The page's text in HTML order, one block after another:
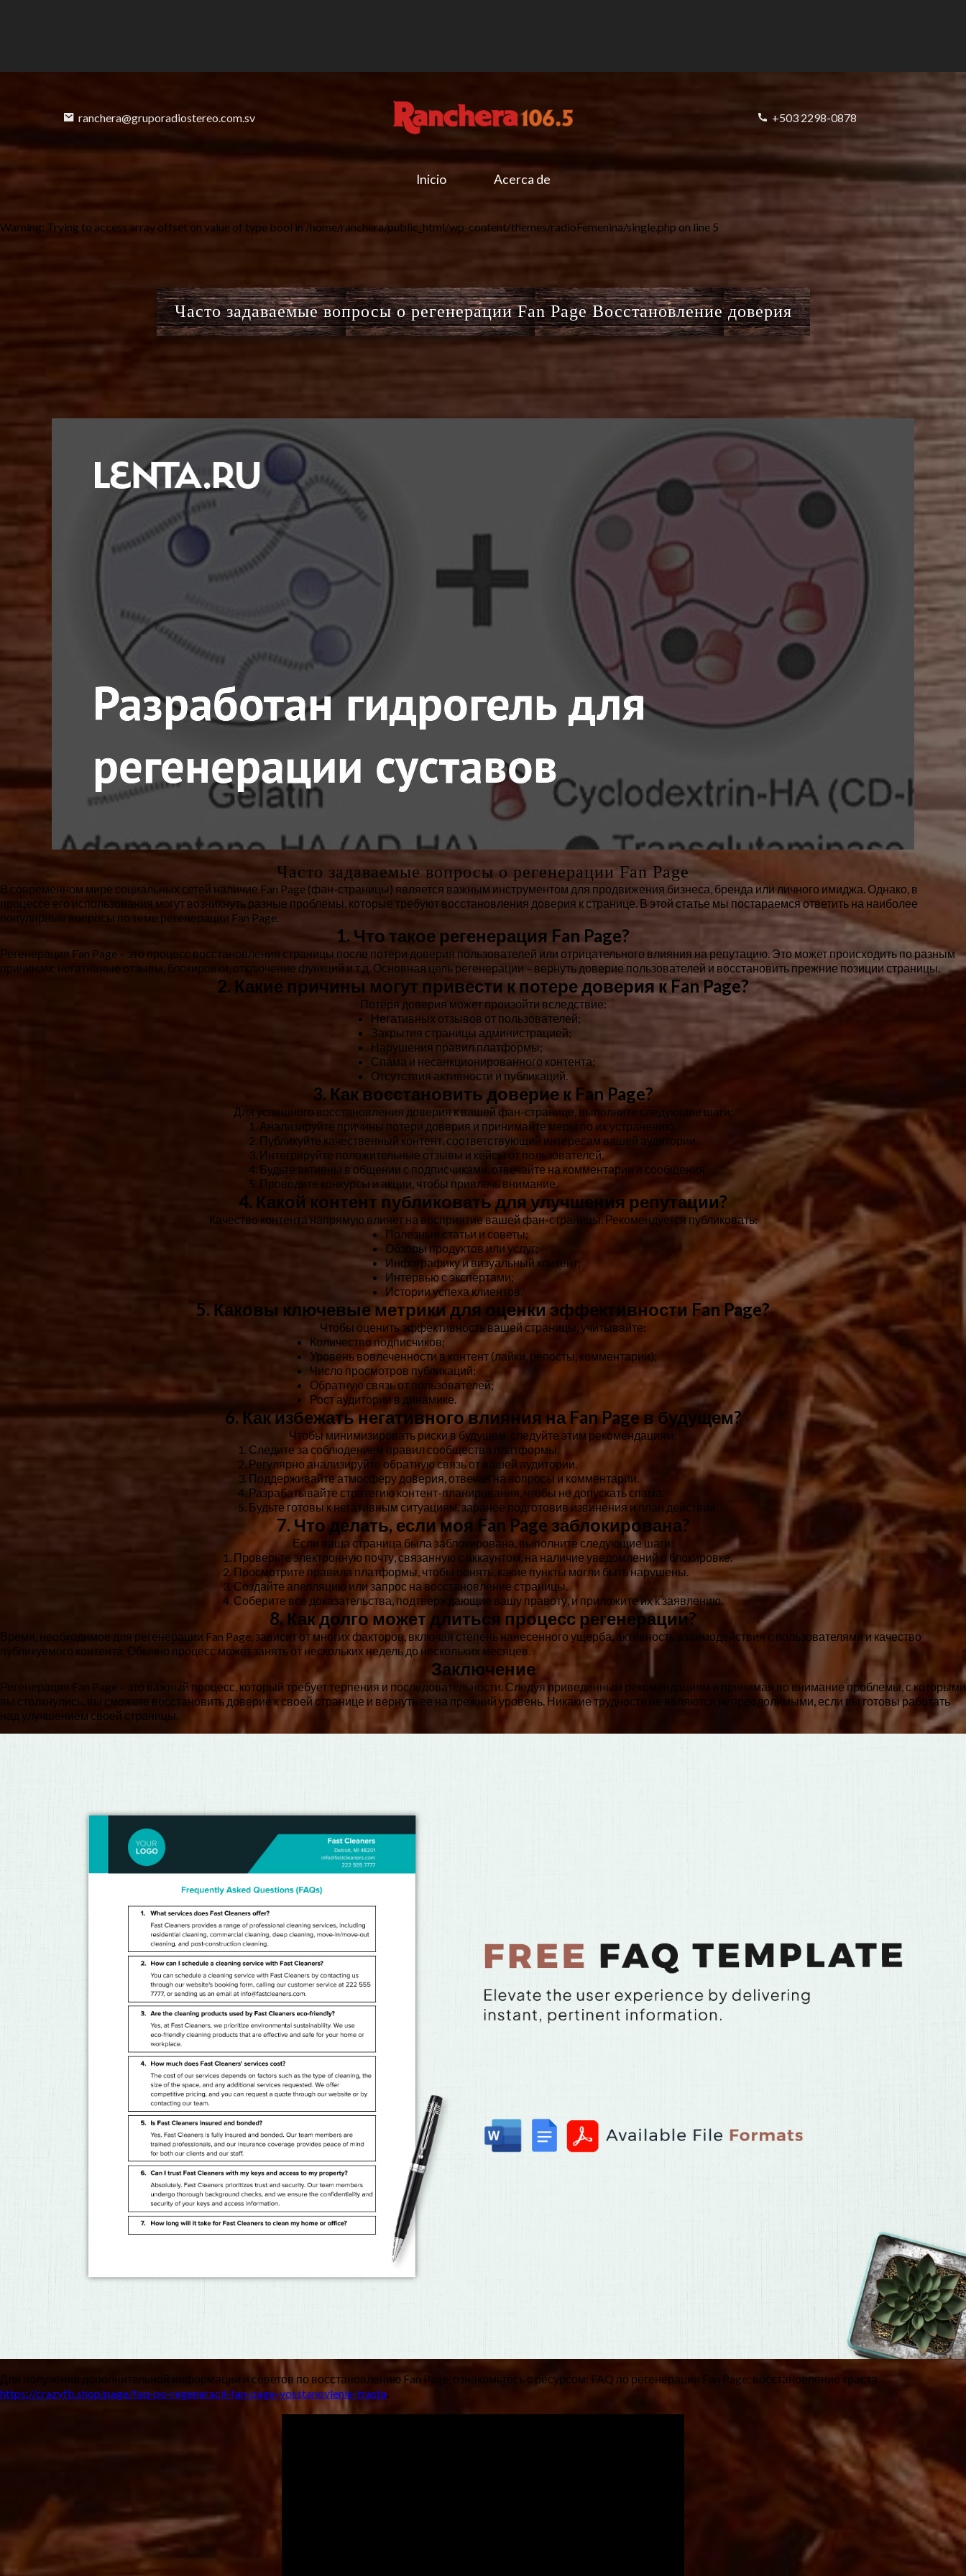
ranchera@gruporadiostereo.com.sv +503 2298-0878
Inicio Acerca de
Warning: Trying to access array offset on value of type bool in /home/ranchera/public_html/wp-content/themes/radioFemenina/single.php on line 5
Часто задаваемые вопросы о регенерации Fan Page Восстановление доверия
Часто задаваемые вопросы о регенерации Fan Page
В современном мире социальных сетей наличие Fan Page (фан-страницы) является важным инструментом для продвижения бизнеса, бренда или личного имиджа. Однако, в
процессе его использования могут возникнуть разные проблемы, которые требуют восстановления доверия к странице. В этой статье мы постараемся ответить на наиболее
популярные вопросы по теме регенерации Fan Page.
1. Что такое регенерация Fan Page?
Регенерация Fan Page – это процесс восстановления страницы после потери доверия пользователей или отрицательного влияния на репутацию. Это может происходить по разным
причинам: негативные отзывы, блокировки, отключение функций и т.д. Основная цель регенерации – вернуть доверие пользователей и восстановить прежние позиции страницы.
2. Какие причины могут привести к потере доверия к Fan Page?
Потеря доверия может произойти вследствие:
Негативных отзывов от пользователей;
Закрытия страницы администрацией;
Нарушения правил платформы;
Спама и несанкционированного контента;
Отсутствия активности и публикаций.
3. Как восстановить доверие к Fan Page?
Для успешного восстановления доверия к вашей фан-странице, выполните следующие шаги:
Анализируйте причины потери доверия и принимайте меры по их устранению.
Публикуйте качественный контент, соответствующий интересам вашей аудитории.
Интегрируйте положительные отзывы и кейсы от пользователей.
Будьте активны в общении с подписчиками, отвечайте на комментарии и сообщения.
Проводите конкурсы и акции, чтобы привлечь внимание.
4. Какой контент публиковать для улучшения репутации?
Качество контента напрямую влияет на восприятие вашей фан-страницы. Рекомендуется публиковать:
Полезные статьи и советы;
Обзоры продуктов или услуг;
Инфографику и визуальный контент;
Интервью с экспертами;
Истории успеха клиентов.
5. Каковы ключевые метрики для оценки эффективности Fan Page?
Чтобы оценить эффективность вашей страницы, учитывайте:
Количество подписчиков;
Уровень вовлеченности в контент (лайки, репосты, комментарии);
Число просмотров публикаций;
Обратную связь от пользователей;
Рост аудитории в динамике.
6. Как избежать негативного влияния на Fan Page в будущем?
Чтобы минимизировать риски в будущем, следуйте этим рекомендациям:
Следите за соблюдением правил сообщества платформы.
Регулярно анализируйте обратную связь от вашей аудитории.
Поддерживайте атмосферу доверия, отвечая на вопросы и комментарии.
Разрабатывайте стратегию контент-планирования, чтобы не допускать спама.
Будьте готовы к негативным ситуациям, заранее подготовив извинения и план действий.
7. Что делать, если моя Fan Page заблокирована?
Если ваша страница была заблокирована, выполните следующие шаги:
Проверьте электронную почту, связанную с аккаунтом, на наличие уведомлений о блокировке.
Просмотрите правила платформы, чтобы понять, какие пункты могли быть нарушены.
Создайте апелляцию или запрос на восстановление страницы.
Соберите все доказательства, подтверждающие вашу правоту, и приложите их к заявлению.
8. Как долго может длиться процесс регенерации?
Время, необходимое для регенерации Fan Page, зависит от многих факторов, включая степень нанесенного ущерба, активность взаимодействия с пользователями и качество
публикуемого контента. Обычно процесс может занять от нескольких недель до нескольких месяцев.
Заключение
Регенерация Fan Page – это важный процесс, который требует терпения и последовательности. Следуя приведенным рекомендациям и принимая во внимание проблемы, с которыми
вы столкнулись, вы сможете восстановить доверие к своей странице и вернуть ее на прежний уровень. Никакие трудности не являются непреодолимыми, если вы готовы работать
над улучшением своей страницы.
Для получения дополнительной информации и советов по восстановлению Fan Page, ознакомьтесь с ресурсом: FAQ по регенерации Fan Page: восстановление траста
https://crazyfb.shop/page/faq-po-regeneracii-fan-page-vosstanovlenie-trasta.